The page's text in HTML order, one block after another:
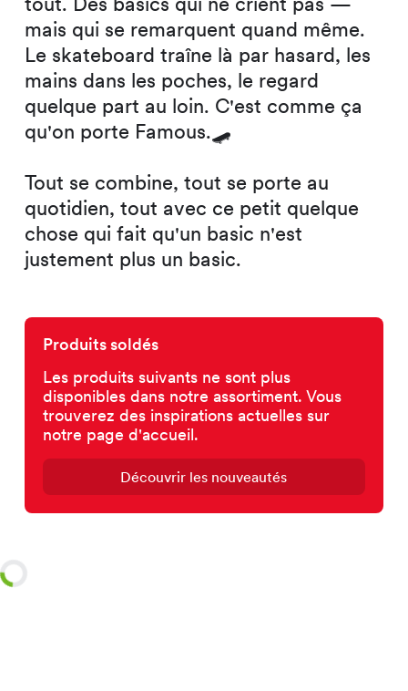
mais qui se remarquent quand même.
Le skateboard traîne là par hasard, les
mains dans les poches, le regard
quelque part au loin. C'est comme ça
qu'on porte Famous.🛹
Tout se combine, tout se porte au
quotidien, tout avec ce petit quelque
chose qui fait qu'un basic n'est
justement plus un basic.
Produits soldés
Les produits suivants ne sont plus
disponibles dans notre assortiment. Vous
trouverez des inspirations actuelles sur
notre page d'accueil.
Découvrir les nouveautés